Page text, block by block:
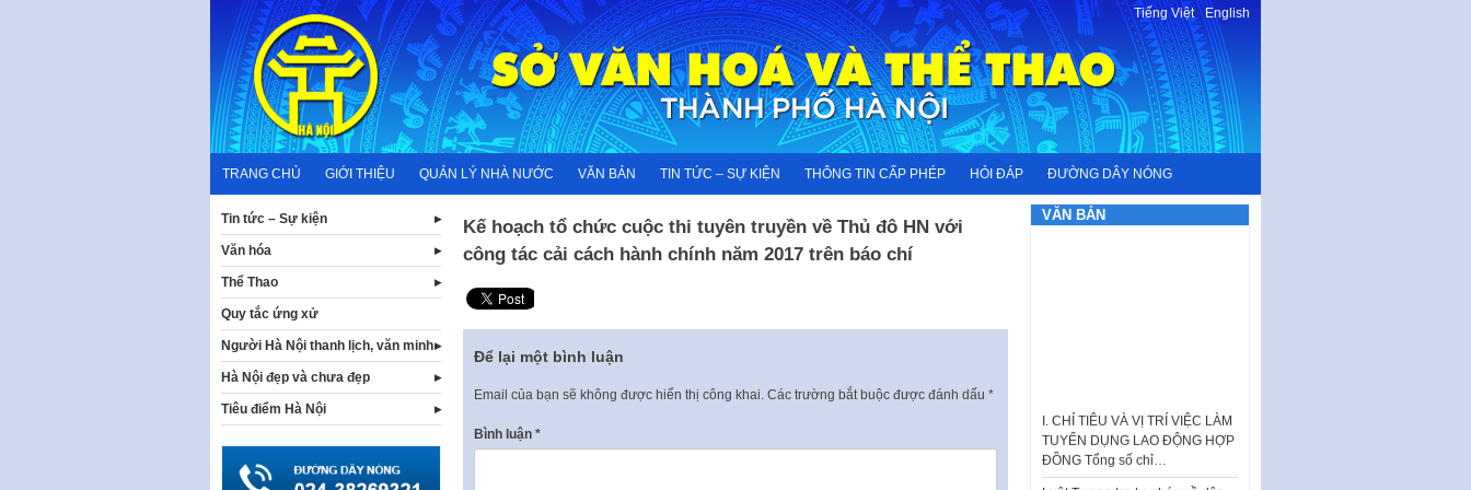
content
Tiếng Việt-English
TRANG CHỦ GIỚI THIỆU QUẢN LÝ NHÀ NƯỚC VĂN BẢN TIN TỨC – SỰ KIỆN THÔNG TIN CẤP PHÉP HỎI ĐÁP ĐƯỜNG DÂY NÓNG
Kế hoạch tổ chức cuộc thi tuyên truyền về Thủ đô HN với
công tác cải cách hành chính năm 2017 trên báo chí
Để lại một bình luận
Email của bạn sẽ không được hiển thị công khai. Các trường bắt buộc được đánh dấu *
Bình luận *
Tin tức – Sự kiện
Văn hóa
Thể Thao
Quy tắc ứng xử
Người Hà Nội thanh lịch, văn minh
Hà Nội đẹp và chưa đẹp
Tiêu điểm Hà Nội
VĂN BẢN
TUYỂN DỤNG LAO ĐỘNG HỢP
ĐỒNG Tổng số chỉ…
Luật Tương trợ tư pháp về dân